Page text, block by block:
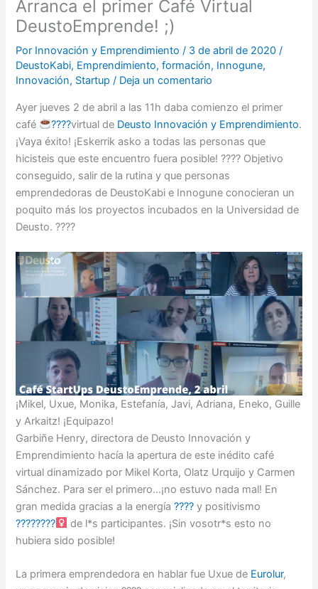
Arranca el primer Café Virtual
DeustoEmprende! ;)
Por Innovación y Emprendimiento/ 3 de abril de 2020/
DeustoKabi, Emprendimiento,formación, Innogune,
Innovación, Startup / Deja un comentario
Ayer jueves 2 de abril a las 11h daba comienzo el primer
café
????virtual de Deusto Innovación y Emprendimiento.
¡Vaya éxito! ¡Eskerrik asko a todas las personas que
hicisteis que este encuentro fuera posible! ???? Objetivo
conseguido, salir de la rutina y que personas
emprendedoras de DeustoKabi e Innogune conocieran un
poquito más los proyectos incubados en la Universidad de
Deusto. ????
¡Mikel, Uxue, Monika, Estefanía, Javi, Adriana, Eneko, Guille
y Arkaitz! ¡Equipazo!
Garbiñe Henry, directora de Deusto Innovación y
Emprendimiento hacía la apertura de este inédito café
virtual dinamizado por Mikel Korta, Olatz Urquijo y Carmen
Sánchez. Para ser el primero…¡no estuvo nada mal! En
gran medida gracias a la energía???? y positivismo
????????‍
de l*s participantes. ¡Sin vosotr*s esto no
hubiera sido posible!
La primera emprendedora en hablar fue Uxue de Eurolur,